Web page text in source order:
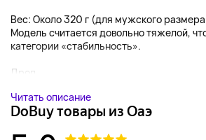
Вес: Около 320 г (для мужского
Модель считается довольно тяжелой,
категории «стабильность».
Дроп...
Читать описание